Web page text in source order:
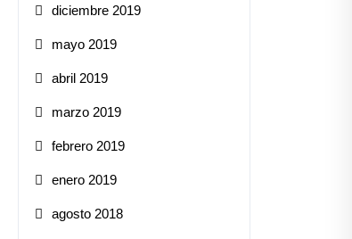
diciembre 2019
mayo 2019
abril 2019
marzo 2019
febrero 2019
enero 2019
agosto 2018